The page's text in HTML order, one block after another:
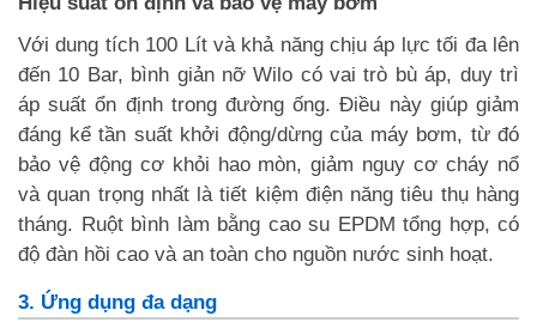
Với dung tích 100 Lít và khả năng chịu áp lực tối đa lên
đến 10 Bar, bình giản nỡ Wilo có vai trò bù áp, duy trì
áp suất ổn định trong đường ống. Điều này giúp giảm
đáng kể tần suất khởi động/dừng của máy bơm, từ đó
bảo vệ động cơ khỏi hao mòn, giảm nguy cơ cháy nổ
và quan trọng nhất là tiết kiệm điện năng tiêu thụ hàng
tháng. Ruột bình làm bằng cao su EPDM tổng hợp, có
độ đàn hồi cao và an toàn cho nguồn nước sinh hoạt.
3. Ứng dụng đa dạng